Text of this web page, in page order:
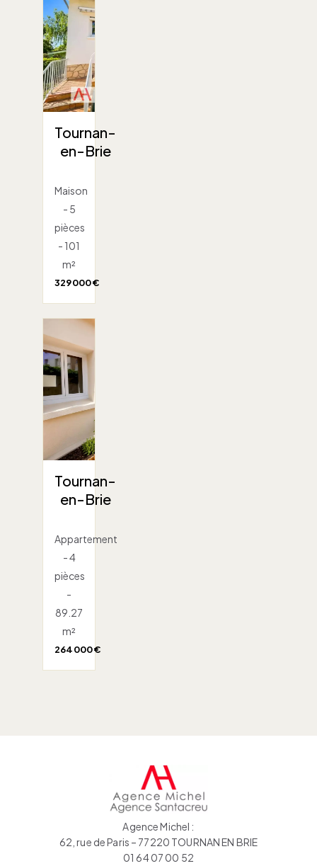
Tournan-
en-Brie
Maison
- 5
pièces
- 101
m²
329 000 €
Tournan-
en-Brie
Appartement
- 4
pièces
-
89.27
m²
264 000 €
Agence Michel :
62, rue de Paris – 77220 TOURNAN EN BRIE
01 64 07 00 52